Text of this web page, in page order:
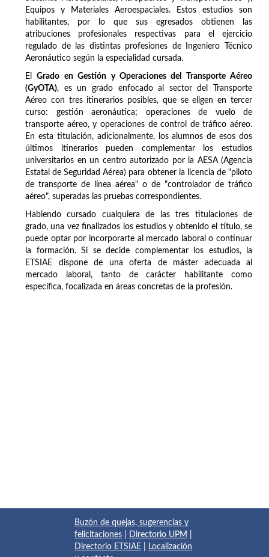
Equipos y Materiales Aeroespaciales. Estos estudios son
habilitantes, por lo que sus egresados obtienen las
atribuciones profesionales respectivas para el ejercicio
regulado de las distintas profesiones de Ingeniero Técnico
Aeronáutico según la especialidad cursada.
ElGrado en Gestión y Operaciones del Transporte Aéreo
(GyOTA), es un grado enfocado al sector del Transporte
Aéreo con tres itinerarios posibles, que se eligen en tercer
curso: gestión aeronáutica; operaciones de vuelo de
transporte aéreo, y operaciones de control de tráfico aéreo.
En esta titulación, adicionalmente, los alumnos de esos dos
últimos itinerarios pueden complementar los estudios
universitarios en un centro autorizado por la AESA (Agencia
Estatal de Seguridad Aérea) para obtener la licencia de "piloto
de transporte de línea aérea" o de "controlador de tráfico
aéreo", superadas las pruebas correspondientes.
Habiendo cursado cualquiera de las tres titulaciones de
grado, una vez finalizados los estudios y obtenido el título, se
puede optar por incorporarte al mercado laboral o continuar
la formación. Si se decide complementar los estudios, la
ETSIAE dispone de una oferta de máster adecuada al
mercado laboral, tanto de carácter habilitante como
específica, focalizada en áreas concretas de la profesión.
Buzón de quejas, sugerencias y
felicitaciones
Directorio UPM
Directorio ETSIAE
Localización